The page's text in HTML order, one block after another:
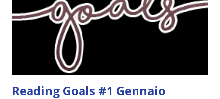
libro cita anche soltanto "Salem" deve essere
assolutamente mio. Sono affascinata dalla storia delle
streghe di Salem e se oltre alle streghe aggiungiamo
mondi paralleli e gemelle malefiche, la mia curiosità monta
Reading Goals #1 Gennaio